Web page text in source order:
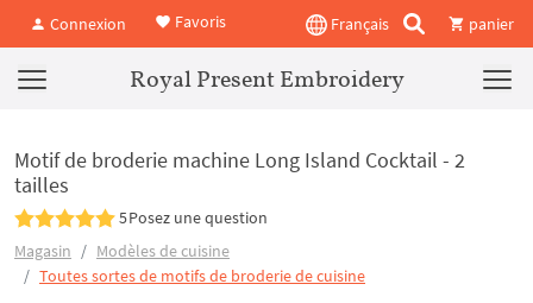
Connexion Favoris Français panier
Royal Present Embroidery
Motif de broderie machine Long Island Cocktail - 2
tailles
5Posez une question
Magasin
Modèles de cuisine
Toutes sortes de motifs de broderie de cuisine